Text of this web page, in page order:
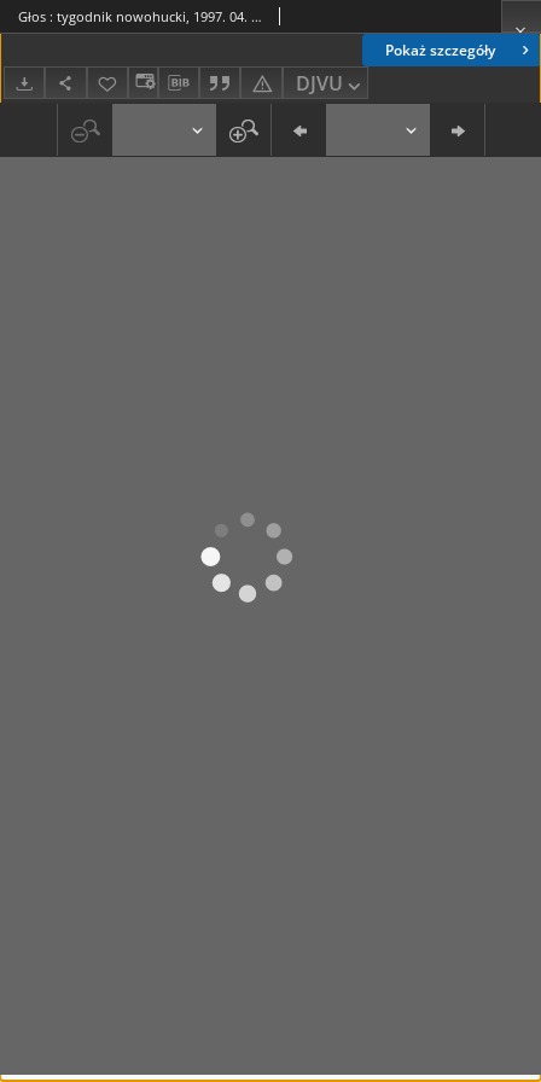
Pokaż szczegóły
DJVU
Głos : tygodnik nowohucki, 1997. 04. 18, nr 16